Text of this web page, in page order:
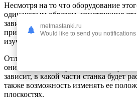
Несмотря на то что оборудование
одинаковым образом, конструкция
зависит от конкретной модели.
приобретать какую-то конкретную
изучить все ее особенности и
Отличие 3d фрезерных станков – в
они имеют, плоскую или объемную.
зависит, в какой части станка будет
также возможность изменять ее
плоскостях.
metmastanki.ru
Would like to send you notifications